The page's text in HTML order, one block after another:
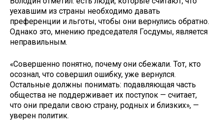
уехавшим из страны необходимо давать
преференции и льготы, чтобы они вернулись обратно.
Однако это, мнению председателя Госдумы, является
неправильным.
«Совершенно понятно, почему они сбежали. Тот, кто
осознал, что совершил ошибку, уже вернулся.
Остальные должны понимать: подавляющая часть
общества не поддерживает их поступок — считает,
что они предали свою страну, родных и близких», —
уверен политик.